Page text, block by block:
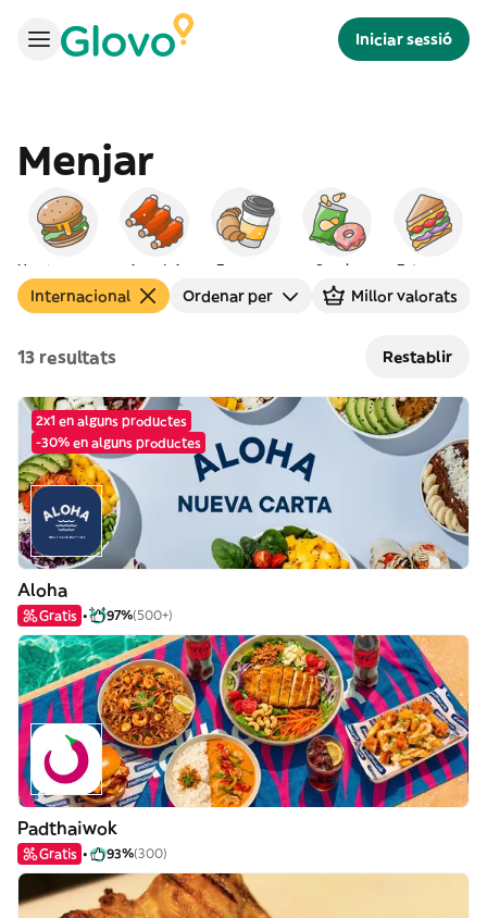
Iniciar sessió
Menjar
Americà Esmorzar Snacks Entrepans
Internacional Ordenar per Millor valorats
13 resultats Restablir
2x1 en alguns productes
-30% en alguns productes
Aloha
Gratis 97%(500+)
Padthaiwok
Gratis 93%(300)